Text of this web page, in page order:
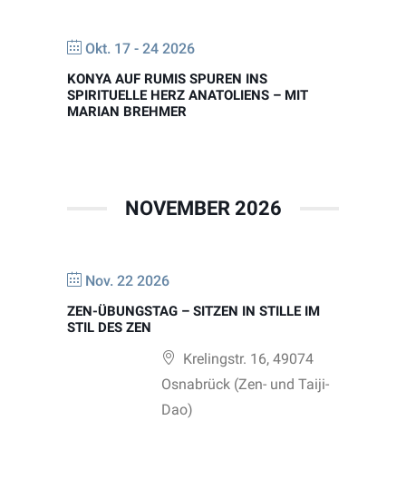
Okt. 17 - 24 2026
KONYA AUF RUMIS SPUREN INS
SPIRITUELLE HERZ ANATOLIENS – MIT
MARIAN BREHMER
NOVEMBER 2026
Nov. 22 2026
ZEN-ÜBUNGSTAG – SITZEN IN STILLE IM
STIL DES ZEN
Krelingstr. 16, 49074
Osnabrück (Zen- und Taiji-
Dao)